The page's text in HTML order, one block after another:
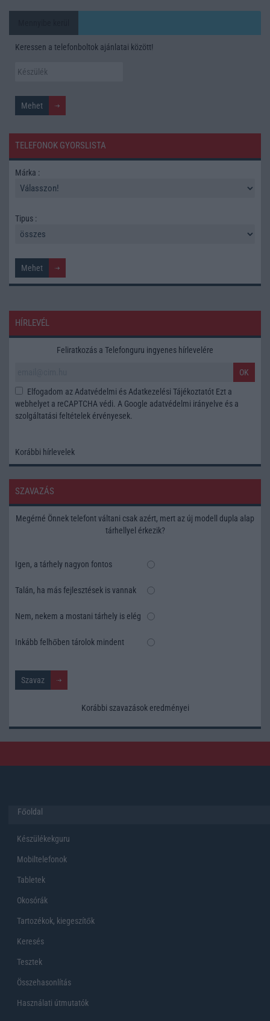
Keressen a telefonboltok ajánlatai között!
TELEFONOK GYORSLISTA
Márka :
Tipus :
HÍRLEVÉL
Feliratkozás a Telefonguru ingyenes hírlevelére
OK
Elfogadom az Adatvédelmi és Adatkezelési Tájékoztatót Ezt a
webhelyet a reCAPTCHA védi. A Google adatvédelmi irányelve és a
szolgáltatási feltételek érvényesek.
Korábbi hírlevelek
SZAVAZÁS
Megérné Önnek telefont váltani csak azért, mert az új modell dupla alap
tárhellyel érkezik?
Igen, a tárhely nagyon fontos
Talán, ha más fejlesztések is vannak
Nem, nekem a mostani tárhely is elég
Inkább felhőben tárolok mindent
Korábbi szavazások eredményei
Főoldal
Készülékekguru
Mobiltelefonok
Tabletek
Okosórák
Tartozékok, kiegeszítők
Keresés
Tesztek
Összehasonlítás
Használati útmutatók